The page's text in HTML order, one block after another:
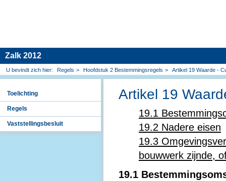
Zalk 2012
Regels Hoofdstuk 2 Bestemmingsregels Artikel 19 Waarde -
Toelichting
Regels
Vaststellingsbesluit
Artikel 19
19.1
19.2 Nadere eisen
19.3
bouwwerk zijnde,
19.1